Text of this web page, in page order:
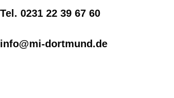
Tel. 0231 22 39 67 60
info@mi-dortmund.de